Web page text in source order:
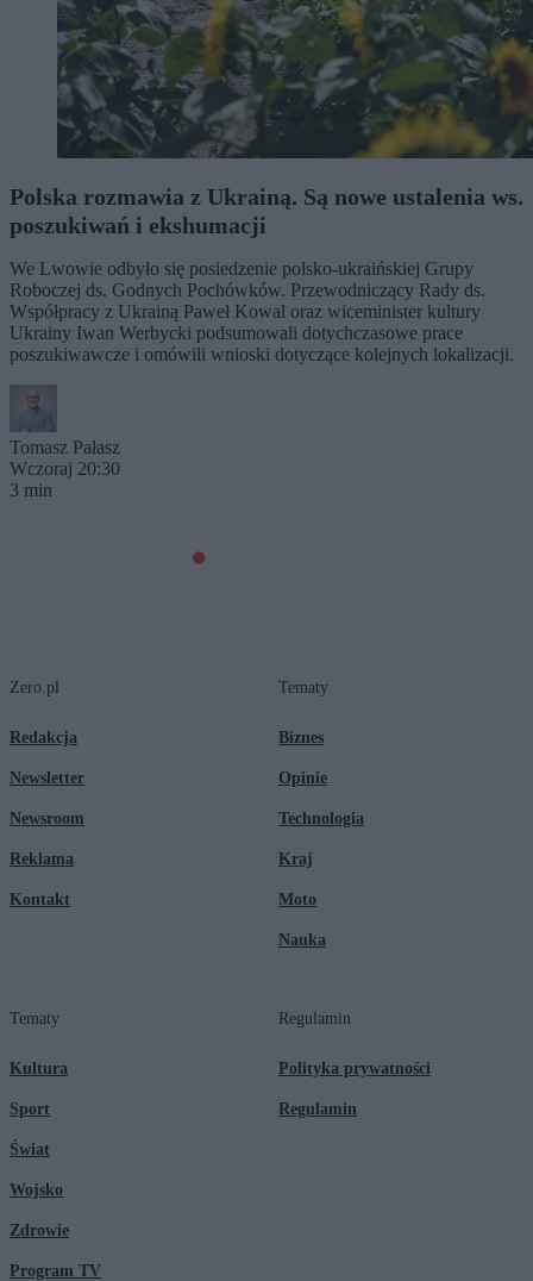
Polska rozmawia z Ukrainą. Są nowe ustalenia ws.
poszukiwań i ekshumacji
We Lwowie odbyło się posiedzenie polsko-ukraińskiej Grupy
Roboczej ds. Godnych Pochówków. Przewodniczący Rady ds.
Współpracy z Ukrainą Paweł Kowal oraz wiceminister kultury
Ukrainy Iwan Werbycki podsumowali dotychczasowe prace
poszukiwawcze i omówili wnioski dotyczące kolejnych lokalizacji.
Tomasz Pałasz
Wczoraj 20:30
3 min
Zero.pl
Redakcja
Newsletter
Newsroom
Reklama
Kontakt
Tematy
Biznes
Opinie
Technologia
Kraj
Moto
Nauka
Tematy
Kultura
Sport
Świat
Wojsko
Zdrowie
Program TV
Regulamin
Polityka prywatności
Regulamin